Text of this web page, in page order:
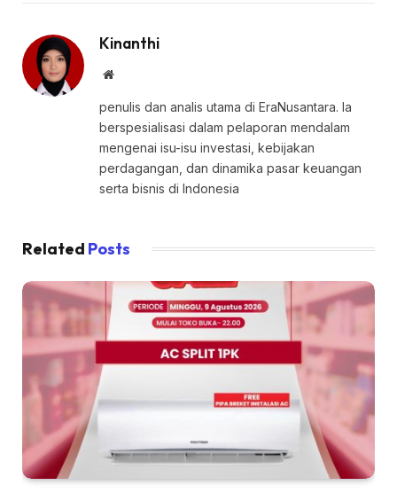
Kinanthi
Website
penulis dan analis utama di EraNusantara. Ia
berspesialisasi dalam pelaporan mendalam
mengenai isu-isu investasi, kebijakan
perdagangan, dan dinamika pasar keuangan
serta bisnis di Indonesia
Related Posts